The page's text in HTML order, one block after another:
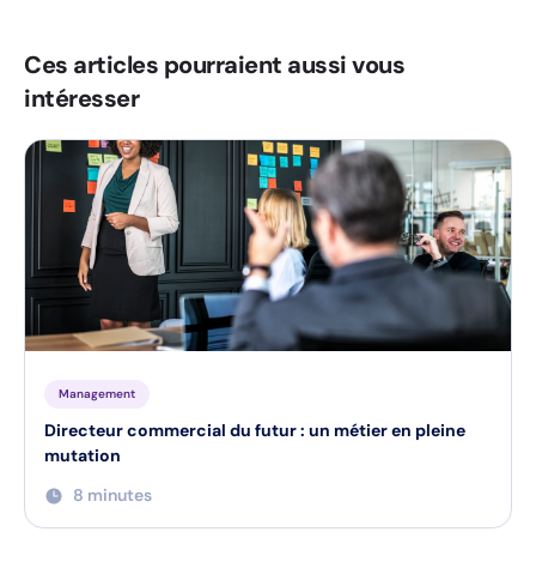
Ces articles pourraient aussi vous
intéresser
Management
Directeur commercial du futur : un métier en pleine
mutation
8 minutes